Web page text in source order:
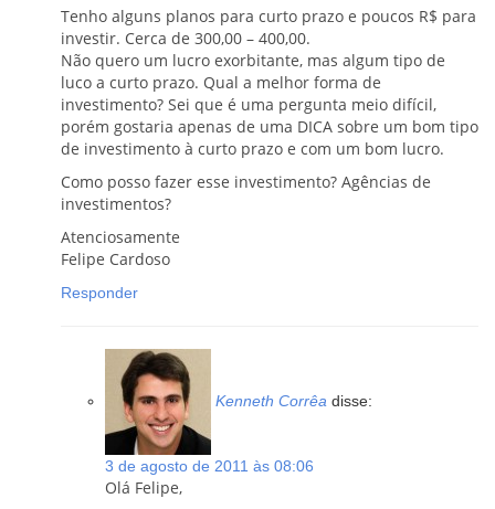
Tenho alguns planos para curto prazo e poucos R$ para
investir. Cerca de 300,00 – 400,00.
Não quero um lucro exorbitante, mas algum tipo de
luco a curto prazo. Qual a melhor forma de
investimento? Sei que é uma pergunta meio difícil,
porém gostaria apenas de uma DICA sobre um bom tipo
de investimento à curto prazo e com um bom lucro.
Como posso fazer esse investimento? Agências de
investimentos?
Atenciosamente
Felipe Cardoso
Responder
Kenneth Corrêa disse:
3 de agosto de 2011 às 08:06
Olá Felipe,